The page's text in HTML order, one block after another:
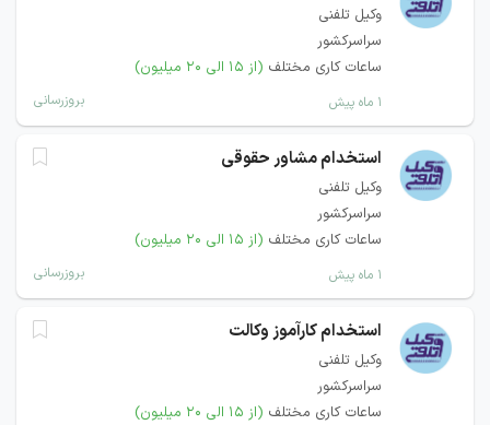
وکیل تلفنی
سراسرکشور
ساعات کاری مختلف (از ۱۵ الی ۲۰ میلیون)
۱ ماه پیش بروزرسانی
استخدام مشاور حقوقی
وکیل تلفنی
سراسرکشور
ساعات کاری مختلف (از ۱۵ الی ۲۰ میلیون)
۱ ماه پیش بروزرسانی
استخدام کارآموز وکالت
وکیل تلفنی
سراسرکشور
ساعات کاری مختلف (از ۱۵ الی ۲۰ میلیون)